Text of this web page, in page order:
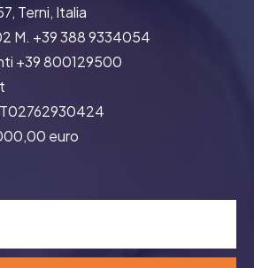
Terni, Italia
M. +39 388 9334054
+39 800129500
euro